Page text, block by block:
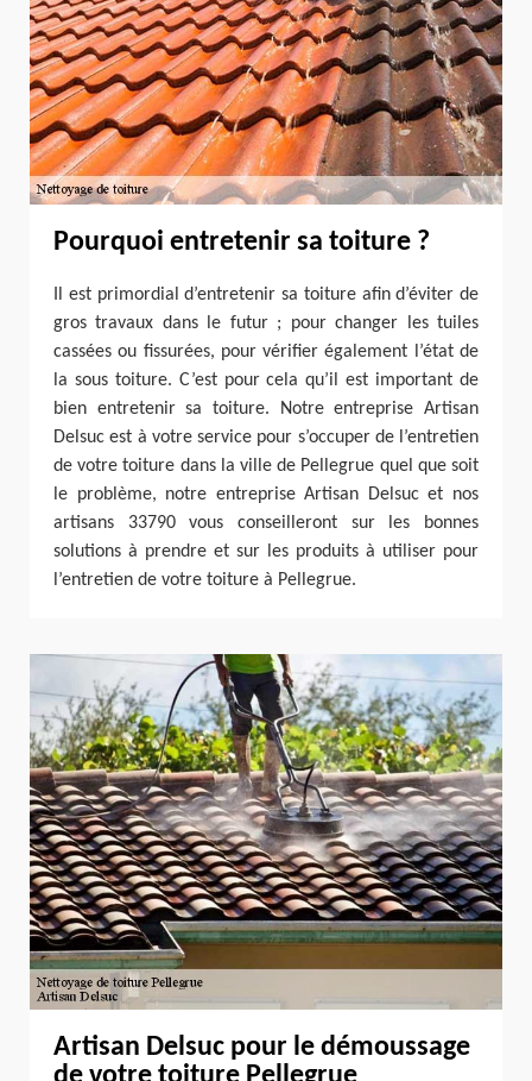
Pourquoi entretenir sa toiture ?
Il est primordial d’entretenir sa toiture afin d’éviter de
gros travaux dans le futur ; pour changer les tuiles
cassées ou fissurées, pour vérifier également l’état de
la sous toiture. C’est pour cela qu’il est important de
bien entretenir sa toiture. Notre entreprise Artisan
Delsuc est à votre service pour s’occuper de l’entretien
de votre toiture dans la ville de Pellegrue quel que soit
le problème, notre entreprise Artisan Delsuc et nos
artisans 33790 vous conseilleront sur les bonnes
solutions à prendre et sur les produits à utiliser pour
l’entretien de votre toiture à Pellegrue.
Artisan Delsuc pour le démoussage